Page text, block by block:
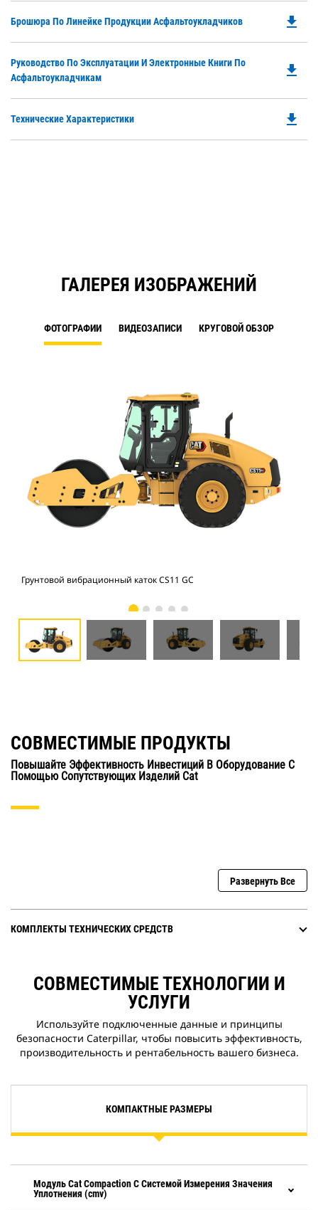
a
Брошюра По Линейке Продукции Асфальтоукладчиков file_download
Руководство По Эксплуатации И Электронные Книги По
Асфальтоукладчикам
file_download
Технические Характеристики file_download
ГАЛЕРЕЯ ИЗОБРАЖЕНИЙ
ФОТОГРАФИИ ВИДЕОЗАПИСИ КРУГОВОЙ ОБЗОР
Грунтовой вибрационный каток CS11 GC
СОВМЕСТИМЫЕ ПРОДУКТЫ
Повышайте Эффективность Инвестиций В Оборудование С
Помощью Сопутствующих Изделий Cat
Развернуть Все
КОМПЛЕКТЫ ТЕХНИЧЕСКИХ СРЕДСТВ
СОВМЕСТИМЫЕ ТЕХНОЛОГИИ И
УСЛУГИ
Используйте подключенные данные и принципы
безопасности Caterpillar, чтобы повысить эффективность,
производительность и рентабельность вашего бизнеса.
КОМПАКТНЫЕ РАЗМЕРЫ
Модуль Cat Compaction С Системой Измерения Значения
Уплотнения (cmv)